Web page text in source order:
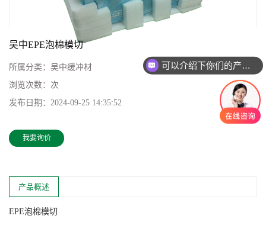
吴中EPE泡棉模切
所属分类： 吴中缓冲材
浏览次数： 次
发布日期： 2024-09-25 14:35:52
我要询价
产品概述
EPE泡棉模切
可以介绍下你们的产品么？